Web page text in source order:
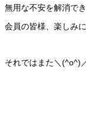
無用な不安を解消で
会員の皆様、楽しみ
それではまた＼(^o^)